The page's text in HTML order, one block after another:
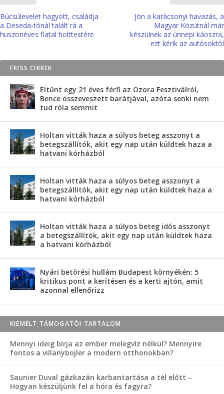
Búcsúlevelet hagyott, családja
a Deseda-tónál talált rá a
huszonéves fiatal holttestére
Jön a karácsonyi havazás, a
Magyar Közútnál már
készülnek az ünnepi káoszra,
ezt kérik az autósoktól
FRISS CIKKEK
Eltűnt egy 21 éves férfi az Ozora Fesztiválról,
Bence összeveszett barátjával, azóta senki nem
tud róla semmit
Holtan vitták haza a súlyos beteg asszonyt a
betegszállítók, akit egy nap után küldtek haza a
hatvani kórházból
Holtan vitták haza a súlyos beteg asszonyt a
betegszállítók, akit egy nap után küldtek haza a
hatvani kórházból
Holtan vitták haza a súlyos beteg idős asszonyt
a betegszállítók, akit egy nap után küldtek haza
a hatvani kórházból
Nyári betörési hullám Budapest környékén: 5
kritikus pont a kerítésen és a kerti ajtón, amit
azonnal ellenőrizz
KIEMELT TÁMOGATÓI TARTALOM
Mennyi ideig bírja az ember melegvíz nélkül? Mennyire
fontos a villanybojler a modern otthonokban?
Saunier Duval gázkazán karbantartása a tél előtt –
Hogyan készüljünk fel a hóra és fagyra?